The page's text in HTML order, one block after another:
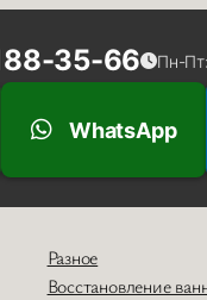
35-66 Пн-
WhatsApp
Разное
Восстановление